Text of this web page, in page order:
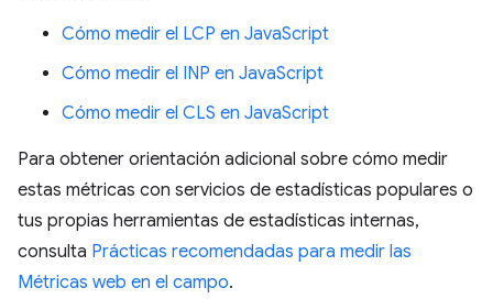
Cómo medir el LCP en JavaScript
Cómo medir el INP en JavaScript
Cómo medir el CLS en JavaScript
Para obtener orientación adicional sobre cómo medir
estas métricas con servicios de estadísticas populares o
tus propias herramientas de estadísticas internas,
consulta Prácticas recomendadas para medir las
Métricas web en el campo.